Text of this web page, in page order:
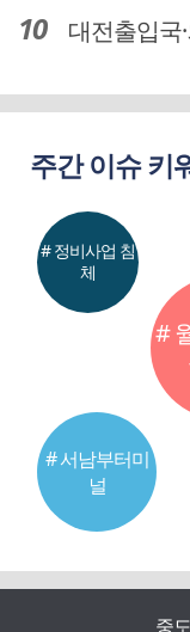
대전출입국·외
주간 이슈 키
#
# 서남부터미
널
# 정비사업 침
체
중